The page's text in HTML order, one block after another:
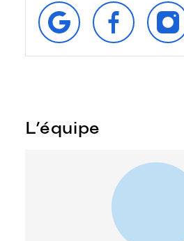
RETROUVEZ‑NOUS
SUR
GOOGLE
SUIVEZ‑NOUS
SUR
FACEBOOK
SUR
L’équipe